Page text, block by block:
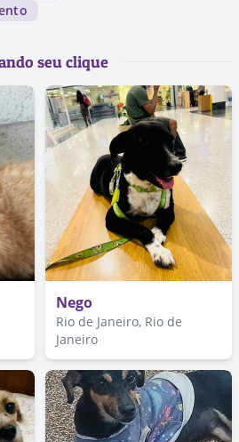
seu clique
Nego
Rio de Janeiro, Rio de
Janeiro